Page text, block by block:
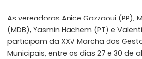
As vereadoras Anice Gazzaoui (PP),
(MDB), Yasmin Hachem (PT) e
participam da XXV Marcha dos
Municipais, entre os dias 27 e 30 de